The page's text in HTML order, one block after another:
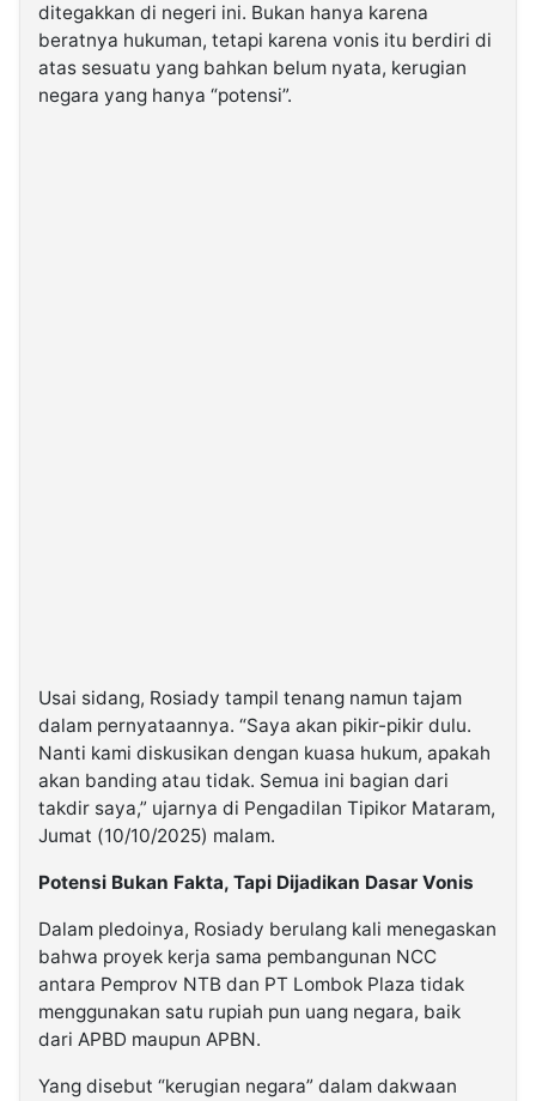
Kabarbaru
Media
Holding
ditegakkan di negeri ini. Bukan hanya karena
beratnya hukuman, tetapi karena vonis itu berdiri di
atas sesuatu yang bahkan belum nyata, kerugian
negara yang hanya “potensi”.
Usai sidang, Rosiady tampil tenang namun tajam
dalam pernyataannya. “Saya akan pikir-pikir dulu.
Nanti kami diskusikan dengan kuasa hukum, apakah
akan banding atau tidak. Semua ini bagian dari
takdir saya,” ujarnya di Pengadilan Tipikor Mataram,
Jumat (10/10/2025) malam.
Potensi Bukan Fakta, Tapi Dijadikan Dasar Vonis
Dalam pledoinya, Rosiady berulang kali menegaskan
bahwa proyek kerja sama pembangunan NCC
antara Pemprov NTB dan PT Lombok Plaza tidak
menggunakan satu rupiah pun uang negara, baik
dari APBD maupun APBN.
Yang disebut “kerugian negara” dalam dakwaan